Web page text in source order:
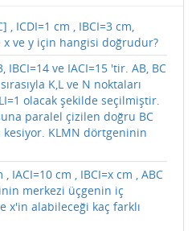
ICDI=1 cm , IBCI=3 cm,
x ve y için hangisi doğrudur?
IBCI=14 ve IACI=15 'tir. AB, BC
K,L ve N noktaları
olacak şekilde seçilmiştir.
paralel çizilen doğru BC
KLMN dörtgeninin
IACI=10 cm , IBCI=x cm , ABC
merkezi üçgenin iç
x'in alabileceği kaç farklı